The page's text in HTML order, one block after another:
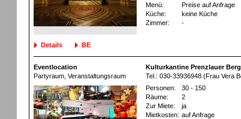
Details BE
Menü:
Preise auf Anfrage
Küche:
keine Küche
Zimmer:
-
Eventlocation
Partyraum , Veranstaltungsraum
Kulturkantine Prenzlauer
Tel.: 030-33936948 (Frau Vera
Personen:
30 - 150
Räume:
2
Zur Miete:
ja
Mietkosten: auf Anfrage